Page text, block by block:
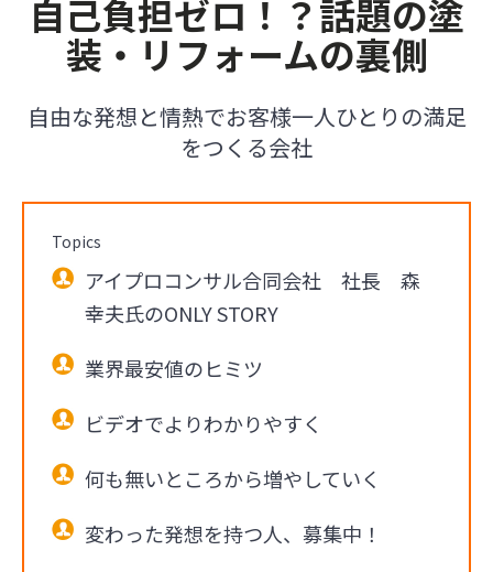
自己負担ゼロ！？話題の塗
装・リフォームの裏側
自由な発想と情熱でお客様一人ひとりの満足
をつくる会社
Topics
アイプロコンサル合同会社 社長 森
幸夫氏のONLY STORY
業界最安値のヒミツ
ビデオでよりわかりやすく
何も無いところから増やしていく
変わった発想を持つ人、募集中！